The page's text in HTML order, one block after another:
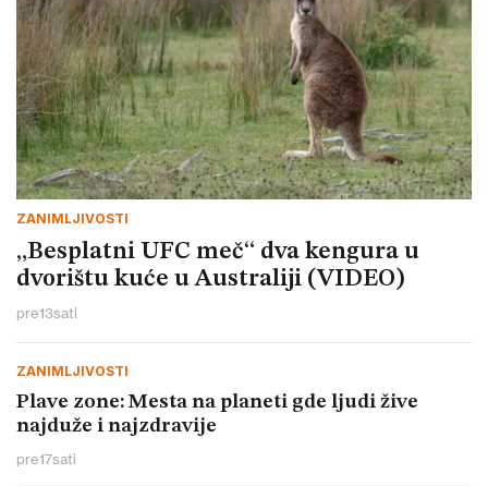
ZANIMLJIVOSTI
„Besplatni UFC meč“ dva kengura u
dvorištu kuće u Australiji (VIDEO)
pre13sati
ZANIMLJIVOSTI
Plave zone: Mesta na planeti gde ljudi žive
najduže i najzdravije
pre17sati